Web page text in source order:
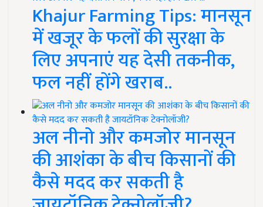
Khajur Farming Tips: मानसून
में खजूर के फलों की सुरक्षा के
लिए अपनाएं यह देसी तकनीक,
फल नहीं होंगे खराब..
अल नीनो और कमजोर मानसून
की आशंका के बीच किसानों की
कैसे मदद कर सकती है